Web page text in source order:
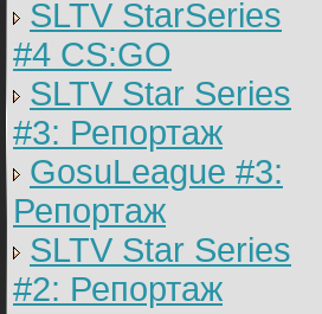
SLTV StarSeries
#4 CS:GO
SLTV Star Series
#3: Репортаж
GosuLeague #3:
Репортаж
SLTV Star Series
#2: Репортаж